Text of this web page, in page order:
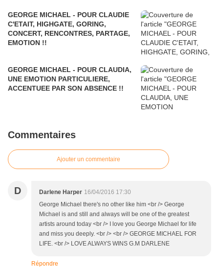
GEORGE MICHAEL - POUR CLAUDIE
C'ETAIT, HIGHGATE, GORING,
CONCERT, RENCONTRES, PARTAGE,
EMOTION !!
GEORGE MICHAEL - POUR CLAUDIA,
UNE EMOTION PARTICULIERE,
ACCENTUEE PAR SON ABSENCE !!
Commentaires
Ajouter un commentaire
D Darlene Harper 16/04/2016 17:30
George Michael there's no other like him <br /> George
Michael is and still and always will be one of the greatest
artists around today <br /> I love you George Michael for life
and miss you deeply. <br /> <br /> GEORGE MICHAEL FOR
LIFE. <br /> LOVE ALWAYS WINS G.M DARLENE
Répondre